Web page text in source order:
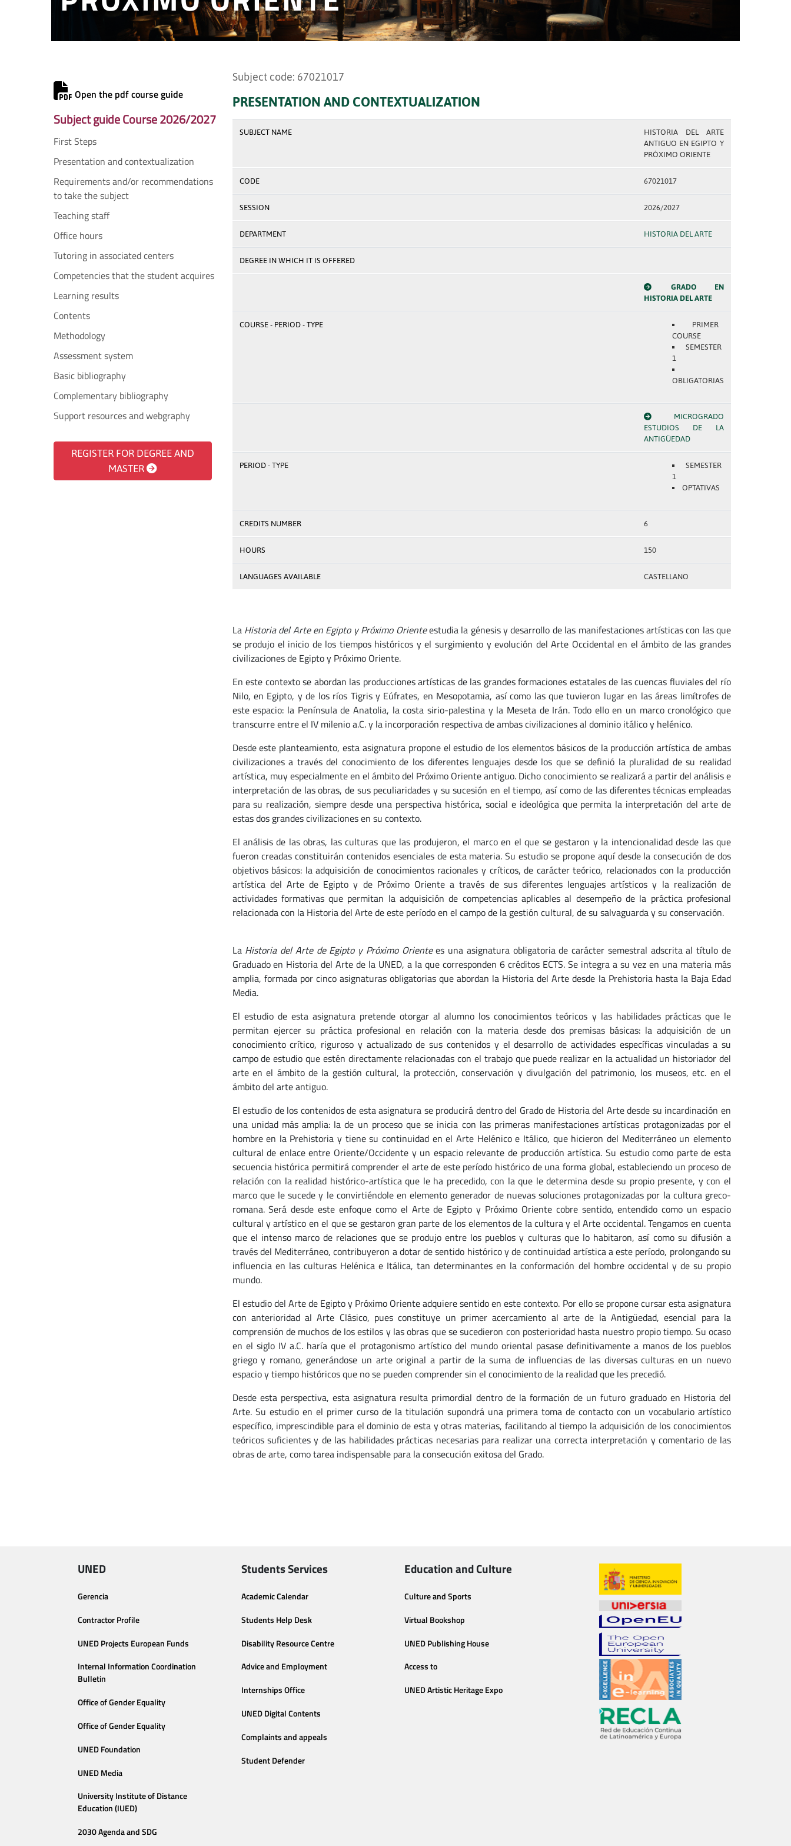
Open the pdf course guide
Subject guide Course 2026/2027
First Steps
Presentation and contextualization
Requirements and/or recommendations
to take the subject
Teaching staff
Office hours
Tutoring in associated centers
Competencies that the student acquires
Learning results
Contents
Methodology
Assessment system
Basic bibliography
Complementary bibliography
Support resources and webgraphy
REGISTER FOR DEGREE AND
MASTER
Subject code: 67021017
PRESENTATION AND CONTEXTUALIZATION
SUBJECT NAME
HISTORIA DEL ARTE
ANTIGUO EN EGIPTO Y
PRÓXIMO ORIENTE
CODE 67021017
SESSION 2026/2027
DEPARTMENT HISTORIA DEL ARTE
DEGREE IN WHICH IT IS OFFERED
GRADO EN
HISTORIA DEL ARTE
COURSE - PERIOD - TYPE
PRIMER
COURSE
SEMESTER
1
OBLIGATORIAS
MICROGRADO
ESTUDIOS DE LA
ANTIGÜEDAD
PERIOD - TYPE
SEMESTER
1
OPTATIVAS
CREDITS NUMBER 6
HOURS 150
LANGUAGES AVAILABLE CASTELLANO
La Historia del Arte en Egipto y Próximo Orienteestudia la génesis y desarrollo de las manifestaciones artísticas con las que
se produjo el inicio de los tiempos históricos y el surgimiento y evolución del Arte Occidental en el ámbito de las grandes
civilizaciones de Egipto y Próximo Oriente.
En este contexto se abordan las producciones artísticas de las grandes formaciones estatales de las cuencas fluviales del río
Nilo, en Egipto, y de los ríos Tigris y Eúfrates, en Mesopotamia, así como las que tuvieron lugar en las áreas limítrofes de
este espacio: la Península de Anatolia, la costa sirio-palestina y la Meseta de Irán. Todo ello en un marco cronológico que
transcurre entre el IV milenio a.C. y la incorporación respectiva de ambas civilizaciones al dominio itálico y helénico.
Desde este planteamiento, esta asignatura propone el estudio de los elementos básicos de la producción artística de ambas
civilizaciones a través del conocimiento de los diferentes lenguajes desde los que se definió la pluralidad de su realidad
artística, muy especialmente en el ámbito del Próximo Oriente antiguo. Dicho conocimiento se realizará a partir del análisis e
interpretación de las obras, de sus peculiaridades y su sucesión en el tiempo, así como de las diferentes técnicas empleadas
para su realización, siempre desde una perspectiva histórica, social e ideológica que permita la interpretación del arte de
estas dos grandes civilizaciones en su contexto.
El análisis de las obras, las culturas que las produjeron, el marco en el que se gestaron y la intencionalidad desde las que
fueron creadas constituirán contenidos esenciales de esta materia. Su estudio se propone aquí desde la consecución de dos
objetivos básicos: la adquisición de conocimientos racionales y críticos, de carácter teórico, relacionados con la producción
artística del Arte de Egipto y de Próximo Oriente a través de sus diferentes lenguajes artísticos y la realización de
actividades formativas que permitan la adquisición de competencias aplicables al desempeño de la práctica profesional
relacionada con la Historia del Arte de este período en el campo de la gestión cultural, de su salvaguarda y su conservación.
La Historia del Arte de Egipto y Próximo Orientees una asignatura obligatoria de carácter semestral adscrita al título de
Graduado en Historia del Arte de la UNED, a la que corresponden 6 créditos ECTS. Se integra a su vez en una materia más
amplia, formada por cinco asignaturas obligatorias que abordan la Historia del Arte desde la Prehistoria hasta la Baja Edad
Media.
El estudio de esta asignatura pretende otorgar al alumno los conocimientos teóricos y las habilidades prácticas que le
permitan ejercer su práctica profesional en relación con la materia desde dos premisas básicas: la adquisición de un
conocimiento crítico, riguroso y actualizado de sus contenidos y el desarrollo de actividades específicas vinculadas a su
campo de estudio que estén directamente relacionadas con el trabajo que puede realizar en la actualidad un historiador del
arte en el ámbito de la gestión cultural, la protección, conservación y divulgación del patrimonio, los museos, etc. en el
ámbito del arte antiguo.
El estudio de los contenidos de esta asignatura se producirá dentro del Grado de Historia del Arte desde su incardinación en
una unidad más amplia: la de un proceso que se inicia con las primeras manifestaciones artísticas protagonizadas por el
hombre en la Prehistoria y tiene su continuidad en el Arte Helénico e Itálico, que hicieron del Mediterráneo un elemento
cultural de enlace entre Oriente/Occidente y un espacio relevante de producción artística. Su estudio como parte de esta
secuencia histórica permitirá comprender el arte de este período histórico de una forma global, estableciendo un proceso de
relación con la realidad histórico-artística que le ha precedido, con la que le determina desde su propio presente, y con el
marco que le sucede y le convirtiéndole en elemento generador de nuevas soluciones protagonizadas por la cultura greco-
romana. Será desde este enfoque como el Arte de Egipto y Próximo Oriente cobre sentido, entendido como un espacio
cultural y artístico en el que se gestaron gran parte de los elementos de la cultura y el Arte occidental. Tengamos en cuenta
que el intenso marco de relaciones que se produjo entre los pueblos y culturas que lo habitaron, así como su difusión a
través del Mediterráneo, contribuyeron a dotar de sentido histórico y de continuidad artística a este período, prolongando su
influencia en las culturas Helénica e Itálica, tan determinantes en la conformación del hombre occidental y de su propio
mundo.
El estudio del Arte de Egipto y Próximo Oriente adquiere sentido en este contexto. Por ello se propone cursar esta asignatura
con anterioridad al Arte Clásico, pues constituye un primer acercamiento al arte de la Antigüedad, esencial para la
comprensión de muchos de los estilos y las obras que se sucedieron con posterioridad hasta nuestro propio tiempo. Su ocaso
en el siglo IV a.C. haría que el protagonismo artístico del mundo oriental pasase definitivamente a manos de los pueblos
griego y romano, generándose un arte original a partir de la suma de influencias de las diversas culturas en un nuevo
espacio y tiempo históricos que no se pueden comprender sin el conocimiento de la realidad que les precedió.
Desde esta perspectiva, esta asignatura resulta primordial dentro de la formación de un futuro graduado en Historia del
Arte. Su estudio en el primer curso de la titulación supondrá una primera toma de contacto con un vocabulario artístico
específico, imprescindible para el dominio de esta y otras materias, facilitando al tiempo la adquisición de los conocimientos
teóricos suficientes y de las habilidades prácticas necesarias para realizar una correcta interpretación y comentario de las
obras de arte, como tarea indispensable para la consecución exitosa del Grado.
UNED
Gerencia
Contractor Profile
UNED Projects European Funds
Internal Information Coordination
Bulletin
Office of Gender Equality
Office of Gender Equality
UNED Foundation
UNED Media
University Institute of Distance
Education (IUED)
2030 Agenda and SDG
Students Services
Academic Calendar
Students Help Desk
Disability Resource Centre
Advice and Employment
Internships Office
UNED Digital Contents
Complaints and appeals
Student Defender
Education and Culture
Culture and Sports
Virtual Bookshop
UNED Publishing House
Access to
UNED Artistic Heritage Expo